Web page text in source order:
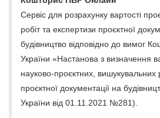
Сервіс для розрахунку вартості
робіт та експертизи проєктної
будівництво відповідно до вимог
України «Настанова з визначення
науково-проєктних, вишукувальних
проєктної документації на
України від 01.11.2021 №281).